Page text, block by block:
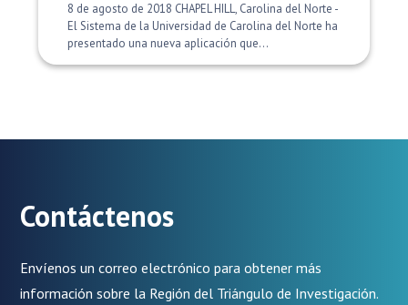
8 de agosto de 2018 CHAPEL HILL, Carolina del Norte -
El Sistema de la Universidad de Carolina del Norte ha
presentado una nueva aplicación que...
Contáctenos
Envíenos un correo electrónico para obtener más
información sobre la Región del Triángulo de Investigación.